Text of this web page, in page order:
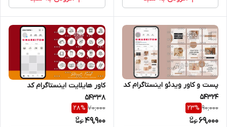
پست و کاور ویدئو اینستاگرام کد
54324
90,000
23%
69,000
کاور هایلایت اینستاگرام کد
54338
70,000
28%
49,900